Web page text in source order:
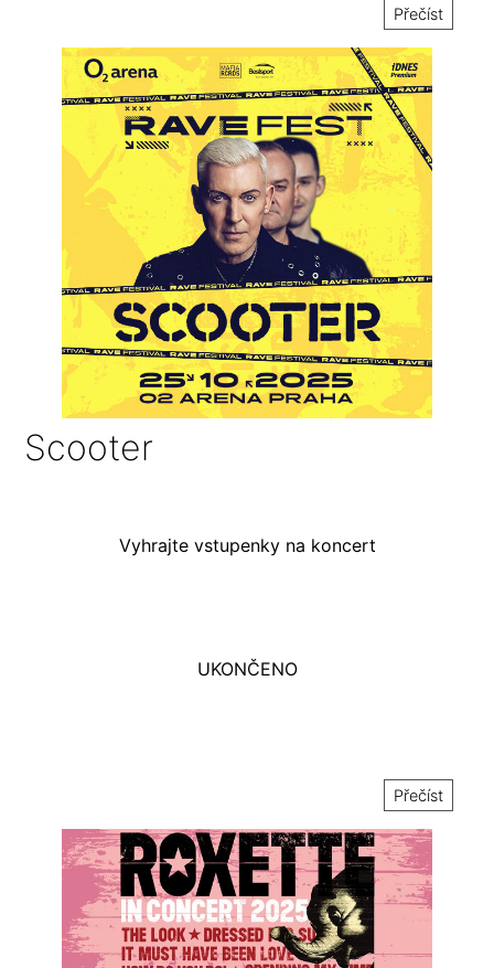
Přečíst
Scooter
Vyhrajte vstupenky na koncert
UKONČENO
Přečíst